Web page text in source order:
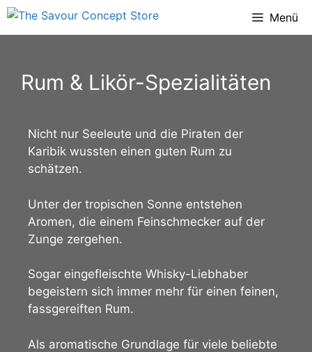
Menü
Rum & Likör-Spezialitäten
Nicht nur Seeleute und die Piraten der
Karibik wussten einen guten Rum zu
schätzen.
Unter der tropischen Sonne entstehen
Aromen, die einem Feinschmecker auf der
Zunge zergehen.
Sogar eingefleischte Whisky-Liebhaber
begeistern sich immer mehr für einen feinen,
fassgereiften Rum.
Als aromatische Grundlage für viele beliebte